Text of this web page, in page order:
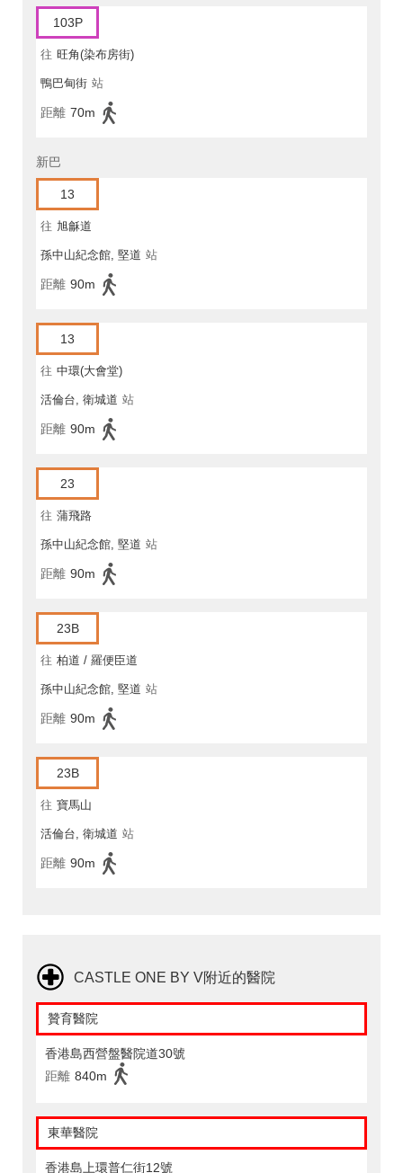
103P
往 旺角(染布房街)
鴨巴甸街 站
距離 70m
新巴
13
往 旭龢道
孫中山紀念館, 堅道 站
距離 90m
13
往 中環(大會堂)
活倫台, 衛城道 站
距離 90m
23
往 蒲飛路
孫中山紀念館, 堅道 站
距離 90m
23B
往 柏道 / 羅便臣道
孫中山紀念館, 堅道 站
距離 90m
23B
往 寶馬山
活倫台, 衛城道 站
距離 90m
CASTLE ONE BY V附近的醫院
贊育醫院
香港島西營盤醫院道30號
距離 840m
東華醫院
香港島上環普仁街12號